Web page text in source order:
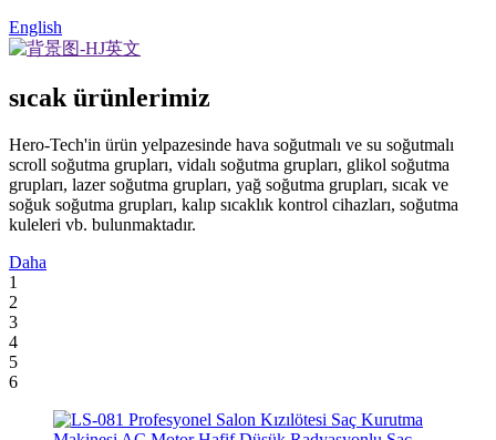
English
sıcak ürünlerimiz
Hero-Tech'in ürün yelpazesinde hava soğutmalı ve su soğutmalı
scroll soğutma grupları, vidalı soğutma grupları, glikol soğutma
grupları, lazer soğutma grupları, yağ soğutma grupları, sıcak ve
soğuk soğutma grupları, kalıp sıcaklık kontrol cihazları, soğutma
kuleleri vb. bulunmaktadır.
Daha
1
2
3
4
5
6